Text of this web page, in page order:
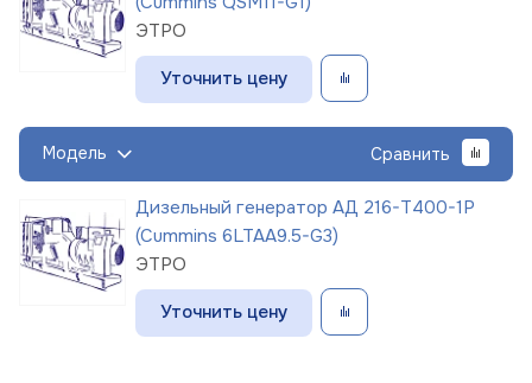
ЭТРО
Уточнить цену
Модель Сравнить
Дизельный генератор АД 216-Т400-1Р
(Cummins 6LTAA9.5-G3)
ЭТРО
Уточнить цену